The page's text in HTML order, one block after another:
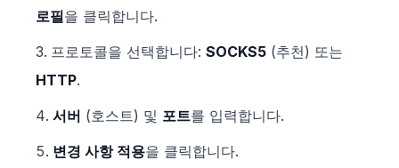
로필을 클릭합니다.
프로토콜을 선택합니다: SOCKS5 (추천) 또는
HTTP.
서버 (호스트) 및 포트를 입력합니다.
변경 사항 적용을 클릭합니다.